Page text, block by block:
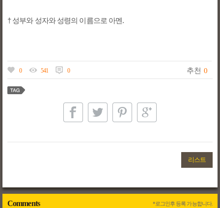
† 성부와 성자와 성령의 이름으로 아멘.
0 541 0 추천 0
리스트
Comments *로그인후 등록 가능합니다.